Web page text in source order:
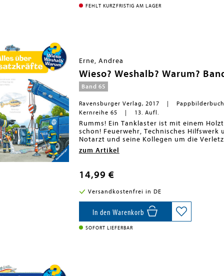
ihre Themen selbst zu erschließen. Der
FEHLT KURZFRISTIG AM LAGER
Erne, Andrea
Wieso? Weshalb? Warum?
Band 65
Ravensburger Verlag, 2017 Pappbilderbuch
Kernreihe 65
13. Aufl.
Rumms! Ein Tanklaster ist mit einem
schon! Feuerwehr, Technisches
Notarzt und seine Kollegen um die
Banküberfall - zahlreiche Frauen und
helfen! Neben den Rettern stellt das
Die Sachbuchreihe für Kinder von 4-7
Jeden Tag entdecken Kinder etwas
Dinosaurier ausgestorben? Wo ist die
beliebte Sachbuchreihe Wieso?
Dabei werden die unterschiedlichsten
altersgerecht und mit viel Liebe zum
Detailreiche Bilder, verständliche
zum Artikel
14,99 €
Versandkostenfrei in DE
In den Warenkorb
SOFORT LIEFERBAR